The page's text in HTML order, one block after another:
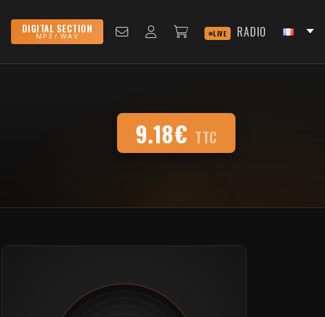
DIGITAL SECTION
MP3 / WAV LIVE RADIO
9.18€ TTC